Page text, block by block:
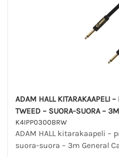
ADAM HALL KITARAKAAPELI
TWEED – SUORA-SUORA – 3M
K4IPP0300BRW
ADAM HALL kitarakaapeli –
suora-suora – 3m General